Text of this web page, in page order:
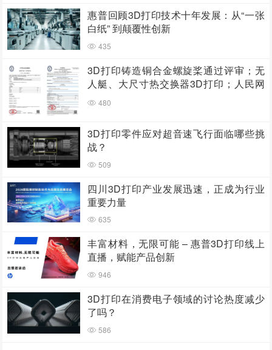
惠普回顾3D打印技术十年发展：从“一张
白纸” 到颠覆性创新
435
3D打印铸造铜合金螺旋桨通过评审；无
人艇、大尺寸热交换器3D打印；人民网
报道两家3D打印企业
480
3D打印零件应对超音速飞行面临哪些挑
战？
509
四川3D打印产业发展迅速，正成为行业
重要力量
635
丰富材料，无限可能 – 惠普3D打印线上
直播，赋能产品创新
946
3D打印在消费电子领域的讨论热度减少
了吗？
586